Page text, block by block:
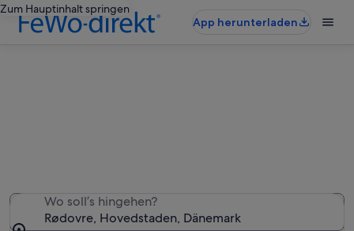
Zum Hauptinhalt springen
App herunterladen
Wo soll’s hingehen?
Rødovre, Hovedstaden, Dänemark